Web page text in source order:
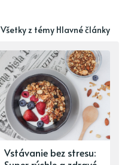
Všetky z témy Hlavné články
Vstávanie bez stresu: